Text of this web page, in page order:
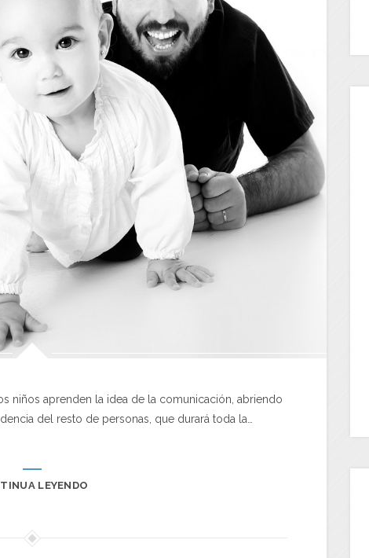
niños aprenden la idea de la comunicación, abriendo
del resto de personas, que durará toda la…
LEYENDO